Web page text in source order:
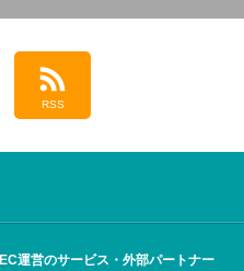
RSS
EC運営のサービス・外部パートナー